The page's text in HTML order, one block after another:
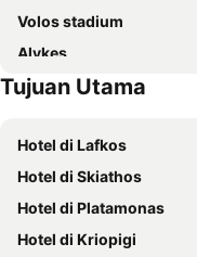
Volos stadium
Alykes
Traditional settlement of
Agiokampos
Pteleos
Tujuan Utama
Hotel di Lafkos
Hotel di Skiathos
Hotel di Platamonas
Hotel di Kriopigi